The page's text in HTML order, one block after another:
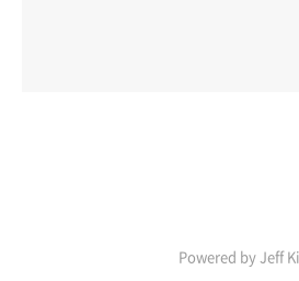
Powered by Jeff